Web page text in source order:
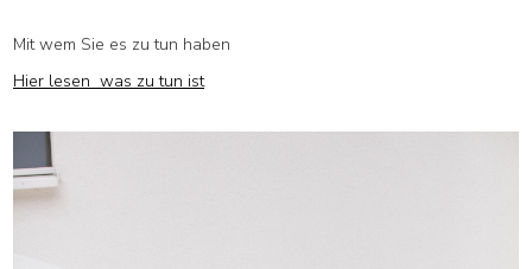
Mit wem Sie es zu tun haben
Hier lesen was zu tun ist